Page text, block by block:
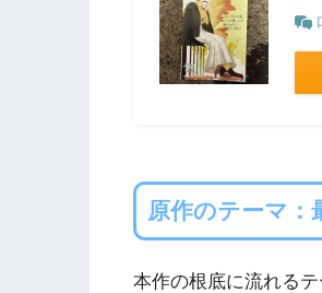
原作のテーマ：
本作の根底に流れる